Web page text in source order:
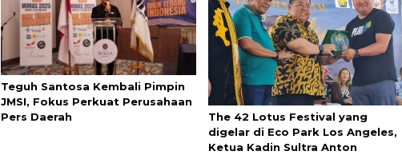
Teguh Santosa Kembali Pimpin
JMSI, Fokus Perkuat Perusahaan
Pers Daerah
The 42 Lotus Festival yang
digelar di Eco Park Los Angeles,
Ketua Kadin Sultra Anton